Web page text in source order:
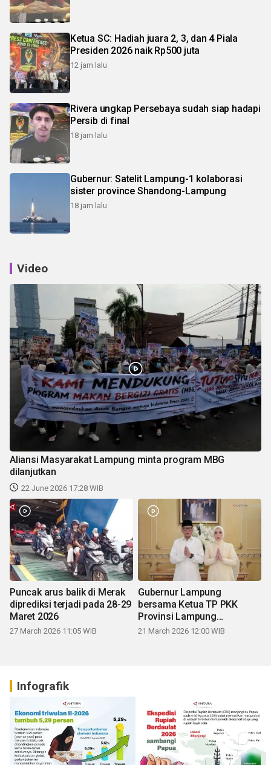
Ketua SC: Hadiah juara 2, 3, dan 4 Piala
Presiden 2026 naik Rp500 juta
12 jam lalu
Rivera ungkap Persebaya sudah siap hadapi
Persib di final
18 jam lalu
Gubernur: Satelit Lampung-1 kolaborasi
sister province Shandong-Lampung
18 jam lalu
Video
Aliansi Masyarakat Lampung minta program MBG
dilanjutkan
22 June 2026 17:28 WIB
Puncak arus balik di Merak
diprediksi terjadi pada 28-29
Maret 2026
27 March 2026 11:05 WIB
Gubernur Lampung
bersama Ketua TP PKK
Provinsi Lampung
mengucapkan Selamat Hari
21 March 2026 12:00 WIB
Infografik